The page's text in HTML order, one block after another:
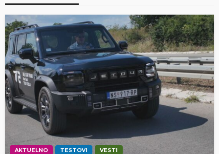
AKTUELNO TESTOVI VESTI